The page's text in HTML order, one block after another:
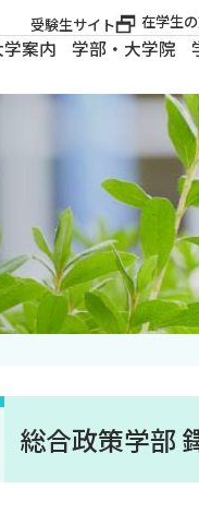
受験生サイト 在学生
学案内 学部・大学院
学院
大
総合政策学部